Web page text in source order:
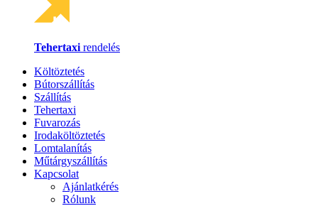
Tehertaxi rendelés
Költöztetés
Bútorszállítás
Szállítás
Tehertaxi
Fuvarozás
Irodaköltöztetés
Lomtalanítás
Műtárgyszállítás
Kapcsolat
Ajánlatkérés
Rólunk